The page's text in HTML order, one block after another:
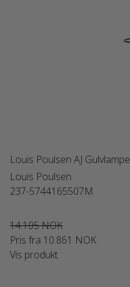
Louis Poulsen AJ Gulvlampe
Louis Poulsen
237-5744165507M
14.105 NOK
Pris fra 10.861 NOK
Vis produkt